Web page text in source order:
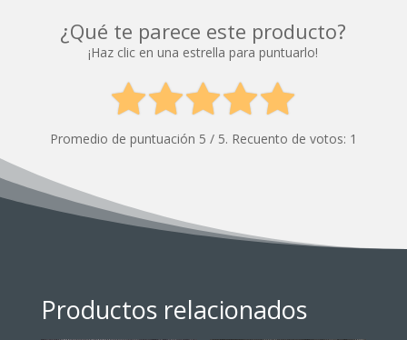
¿Qué te parece este producto?
¡Haz clic en una estrella para puntuarlo!
Promedio de puntuación 5 / 5. Recuento de votos: 1
Productos relacionados